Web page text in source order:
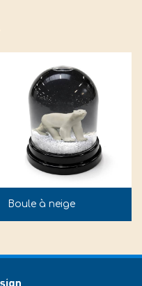
Boule à neige